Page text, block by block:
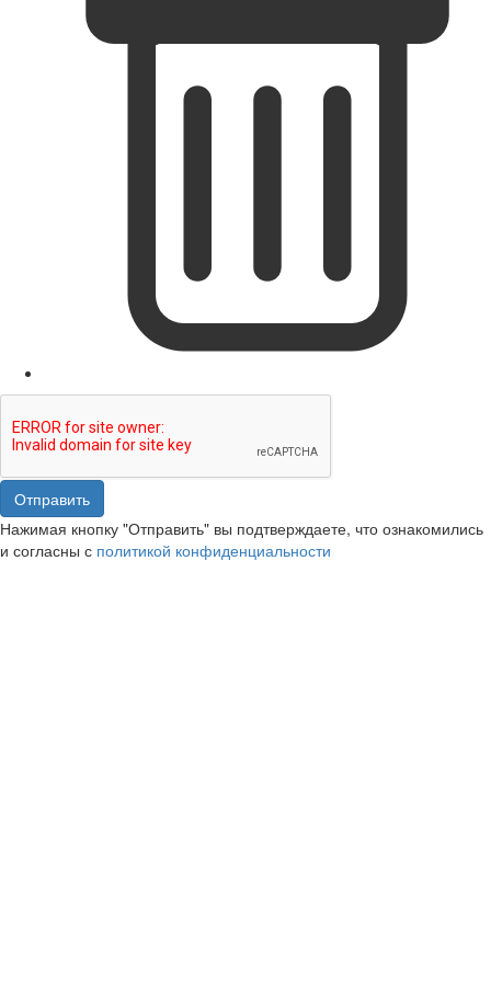
Отправить
Нажимая кнопку "Отправить" вы подтверждаете, что ознакомились
и согласны с политикой конфиденциальности